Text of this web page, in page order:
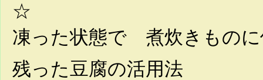
☆
凍った状態で 煮炊きものに
残った豆腐の活用法